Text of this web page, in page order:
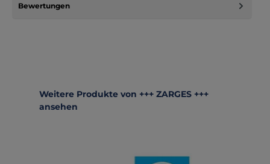
Bewertungen
Produktgalerie überspringen
Weitere Produkte von +++ ZARGES +++
ansehen